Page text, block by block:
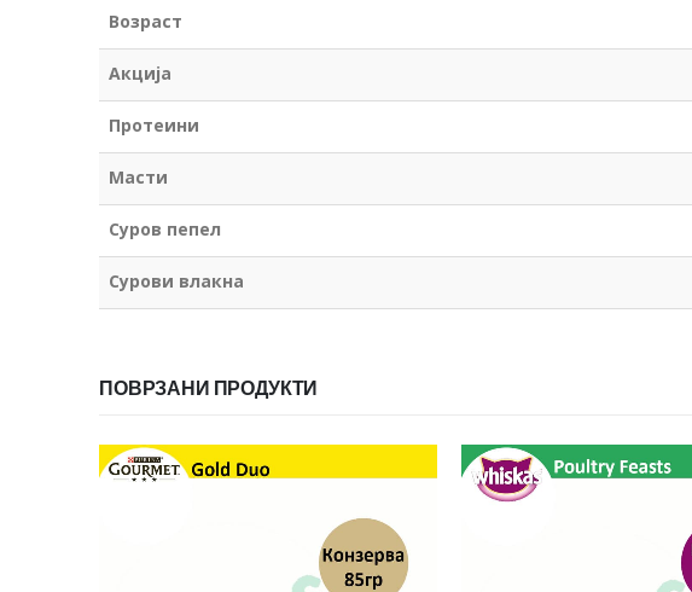
Возраст
Акција
Протеини
Масти
Суров пепел
Сурови влакна
ПОВРЗАНИ ПРОДУКТИ